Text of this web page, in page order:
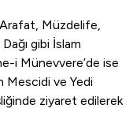
Arafat, Müzdelife,
gibi İslam
i Münevvere’de ise
Mescidi ve Yedi
ziyaret edilerek